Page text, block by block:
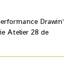
Drawin'
Atelier 28 de